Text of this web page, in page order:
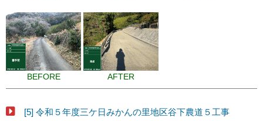
BEFORE AFTER
[5] 令和５年度三ケ日みかんの里地区谷下農道５工事